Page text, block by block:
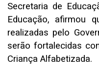
Secretaria de
Educação, afirmou
realizadas pelo
serão fortalecidas
Criança Alfabetizada.